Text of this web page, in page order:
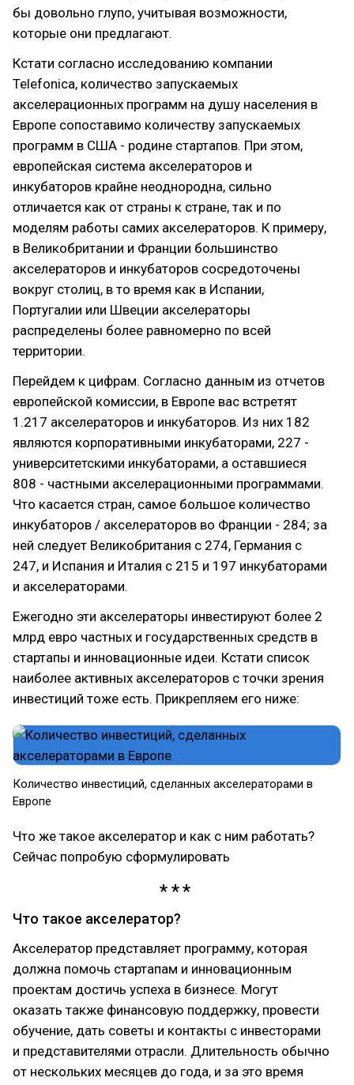
бы довольно глупо, учитывая возможности,
которые они предлагают.
Кстати согласно исследованию компании
Telefonica, количество запускаемых
акселерационных программ на душу населения в
Европе сопоставимо количеству запускаемых
программ в США - родине стартапов. При этом,
европейская система акселераторов и
инкубаторов крайне неоднородна, сильно
отличается как от страны к стране, так и по
моделям работы самих акселераторов. К примеру,
в Великобритании и Франции большинство
акселераторов и инкубаторов сосредоточены
вокруг столиц, в то время как в Испании,
Португалии или Швеции акселераторы
распределены более равномерно по всей
территории.
Перейдем к цифрам. Согласно данным из отчетов
европейской комиссии, в Европе вас встретят
1.217 акселераторов и инкубаторов. Из них 182
являются корпоративными инкубаторами, 227 -
университетскими инкубаторами, а оставшиеся
808 - частными акселерационными программами.
Что касается стран, самое большое количество
инкубаторов / акселераторов во Франции - 284; за
ней следует Великобритания с 274, Германия с
247, и Испания и Италия с 215 и 197 инкубаторами
и акселераторами.
Ежегодно эти акселераторы инвестируют более 2
млрд евро частных и государственных средств в
стартапы и инновационные идеи. Кстати список
наиболее активных акселераторов с точки зрения
инвестиций тоже есть. Прикрепляем его ниже:
Количество инвестиций, сделанных акселераторами в
Европе
Что же такое акселератор и как с ним работать?
Сейчас попробую сформулировать
Что такое акселератор?
Акселератор представляет программу, которая
должна помочь стартапам и инновационным
проектам достичь успеха в бизнесе. Могут
оказать также финансовую поддержку, провести
обучение, дать советы и контакты с инвесторами
и представителями отрасли. Длительность обычно
от нескольких месяцев до года, и за это время